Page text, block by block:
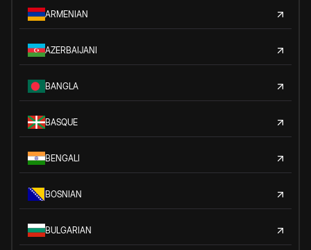
ARMENIAN
AZERBAIJANI
BANGLA
BASQUE
BENGALI
BOSNIAN
BULGARIAN